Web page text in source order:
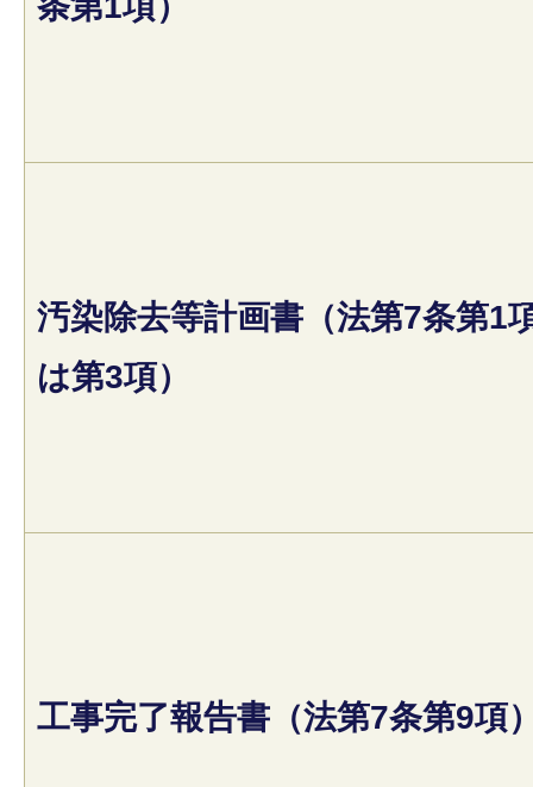
汚染除去等計画書（法第7条第1
は第3項）
工事完了報告書（法第7条第9項